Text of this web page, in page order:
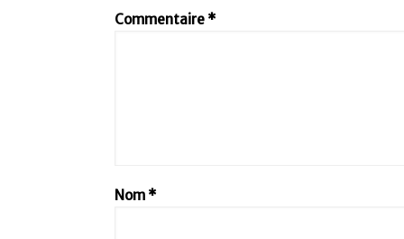
Commentaire *
Nom *